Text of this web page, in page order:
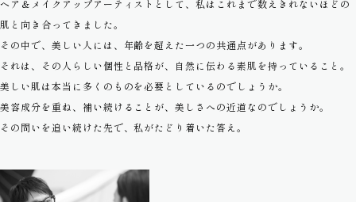
ヘア＆メイクアップアーティストとして、私はこれまで数えきれないほどの
肌と向き合ってきました。
その中で、美しい人には、年齢を超えた一つの共通点があります。
それは、その人らしい個性と品格が、自然に伝わる素肌を持っていること。
美しい肌は本当に多くのものを必要としているのでしょうか。
美容成分を重ね、補い続けることが、美しさへの近道なのでしょうか。
その問いを追い続けた先で、私がたどり着いた答え。